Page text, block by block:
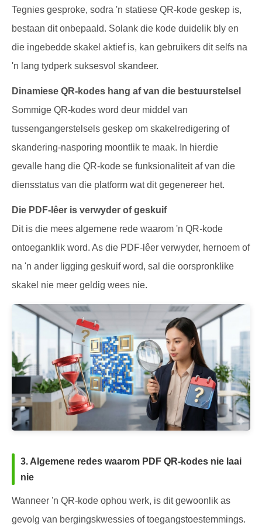
Tegnies gesproke, sodra 'n statiese QR-kode geskep is,
bestaan dit onbepaald. Solank die kode duidelik bly en
die ingebedde skakel aktief is, kan gebruikers dit selfs na
'n lang tydperk suksesvol skandeer.
Dinamiese QR-kodes hang af van die bestuurstelsel
Sommige QR-kodes word deur middel van
tussengangerstelsels geskep om skakelredigering of
skandering-nasporing moontlik te maak. In hierdie
gevalle hang die QR-kode se funksionaliteit af van die
diensstatus van die platform wat dit gegenereer het.
Die PDF-lêer is verwyder of geskuif
Dit is die mees algemene rede waarom 'n QR-kode
ontoeganklik word. As die PDF-lêer verwyder, hernoem of
na 'n ander ligging geskuif word, sal die oorspronklike
skakel nie meer geldig wees nie.
3. Algemene redes waarom PDF QR-kodes nie laai
nie
Wanneer 'n QR-kode ophou werk, is dit gewoonlik as
gevolg van bergingskwessies of toegangstoestemmings.